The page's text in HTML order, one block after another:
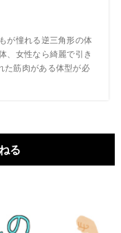
が憧れる逆三角形の体
、女性なら綺麗で引き
た筋肉がある体型が必
る